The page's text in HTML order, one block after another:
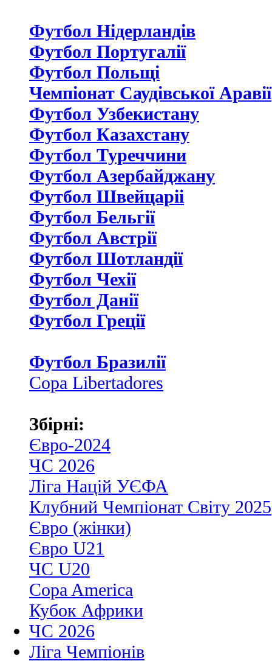
Футбол Нідерландiв
Футбол Португалії
Футбол Польщі
Чемпіонат Саудівської Аравії
Футбол Узбекистану
Футбол Казахстану
Футбол Туреччини
Футбол Азербайджану
Футбол Швейцаріі
Футбол Бельгії
Футбол Австрії
Футбол Шотландії
Футбол Чехії
Футбол Данії
Футбол Греції
Футбол Бразилії
Copa Libertadores
Збірні:
Євро-2024
ЧС 2026
Ліга Націй УЄФА
Клубний Чемпіонат Світу 2025
Євро (жінки)
Євро U21
ЧС U20
Copa America
Кубок Африки
ЧС 2026
Ліга Чемпіонів